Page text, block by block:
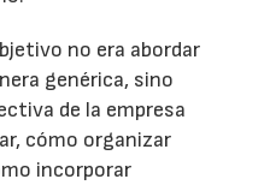
no era abordar
genérica, sino
de la empresa
cómo organizar
incorporar